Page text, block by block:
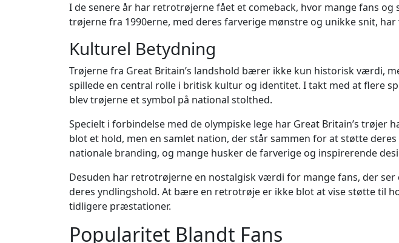
I de senere år har retrotrøjerne fået et comeback, hvor mange fans
trøjerne fra 1990erne, med deres farverige mønstre og unikke snit,
Kulturel Betydning
Trøjerne fra Great Britain’s landshold bærer ikke kun historisk værdi,
spillede en central rolle i britisk kultur og identitet. I takt med at flere
blev trøjerne et symbol på national stolthed.
Specielt i forbindelse med de olympiske lege har Great Britain’s
blot et hold, men en samlet nation, der står sammen for at støtte
nationale branding, og mange husker de farverige og inspirerende
Desuden har retrotrøjerne en nostalgisk værdi for mange fans, der
deres yndlingshold. At bære en retrotrøje er ikke blot at vise støtte til
tidligere præstationer.
Popularitet Blandt Fans